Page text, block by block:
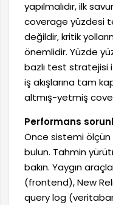
yapılmalıdır, ilk
coverage yüzdesi
değildir, kritik
önemlidir. Yüzde
bazlı test stratejisi
iş akışlarına tam
altmış-yetmiş
Performans
Önce sistemi
bulun. Tahmin
bakın. Yaygın
(frontend), New
query log